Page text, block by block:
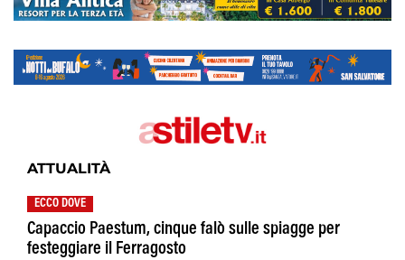
ATTUALITÀ
ECCO DOVE
Capaccio Paestum, cinque falò sulle spiagge per
festeggiare il Ferragosto